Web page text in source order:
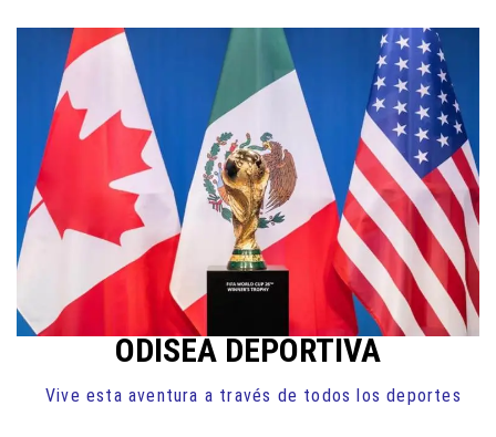
contenido
ODISEA DEPORTIVA
Vive esta aventura a través de todos los deportes